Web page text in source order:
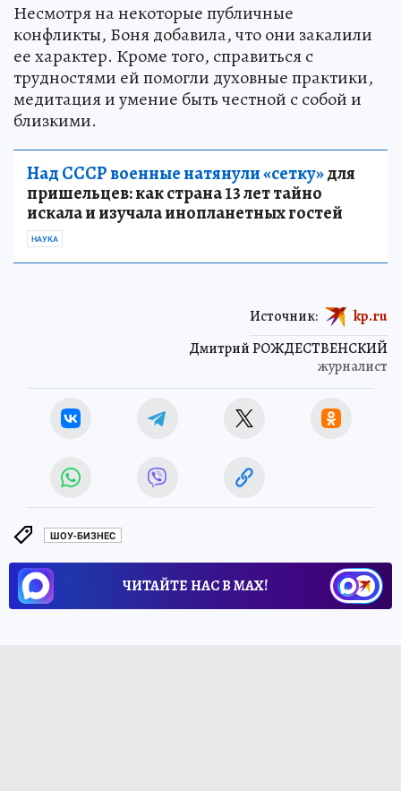
Несмотря на некоторые публичные
конфликты, Боня добавила, что они закалили
ее характер. Кроме того, справиться с
трудностями ей помогли духовные практики,
медитация и умение быть честной с собой и
близкими.
Над СССР военные натянули «сетку»для
пришельцев: как страна 13 лет тайно
искала и изучала инопланетных гостей
НАУКА
Дмитрий РОЖДЕСТВЕНСКИЙ
журналист
Источник: kp.ru
ШОУ-БИЗНЕС
ЧИТАЙТЕ НАС В МАХ!